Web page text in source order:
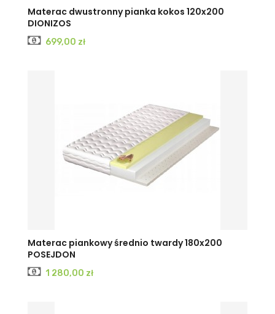
Materac dwustronny pianka kokos 120x200
DIONIZOS
Cena
699,00 zł
Materac piankowy średnio twardy 180x200
POSEJDON
Cena
1 280,00 zł